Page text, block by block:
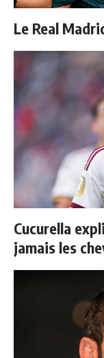
Le Real
Cucurella
jamais les